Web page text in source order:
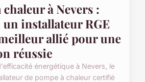
chaleur à Nevers :
installateur RGE
allié pour une
réussie
énergétique à Nevers, le
de pompe à chaleur certifié